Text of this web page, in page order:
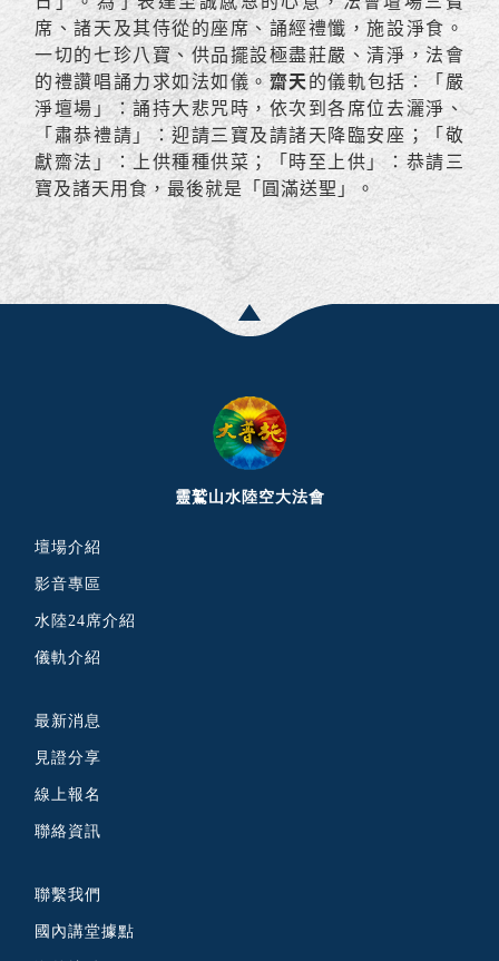
席、諸天及其侍從的座席、誦經禮懺，施設淨食。
一切的七珍八寶、供品擺設極盡莊嚴、清淨，法會
的禮讚唱誦力求如法如儀。 齋天的儀軌包括：「嚴
淨壇場」：誦持大悲咒時，依次到各席位去灑淨、
「肅恭禮請」：迎請三寶及請諸天降臨安座；「敬
獻齋法」：上供種種供菜；「時至上供」：恭請三
寶及諸天用食，最後就是「圓滿送聖」。
靈鷲山水陸空大法會
壇場介紹
影音專區
水陸24席介紹
儀軌介紹
最新消息
見證分享
線上報名
聯絡資訊
聯繫我們
國內講堂據點